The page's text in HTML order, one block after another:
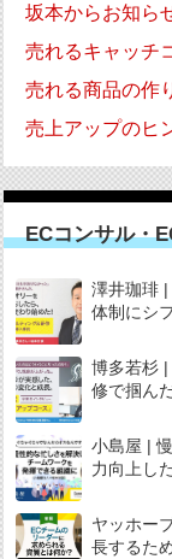
坂本からお知ら
売れるキャッチ
売れる商品の作
売上アップのヒ
ECコンサル・
澤井珈琲
体制にシ
博多若杉
修で掴ん
小島屋 |
力向上し
ヤッホー
長するた